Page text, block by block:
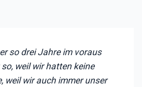
so drei Jahre im voraus
weil wir hatten keine
weil wir auch immer unser